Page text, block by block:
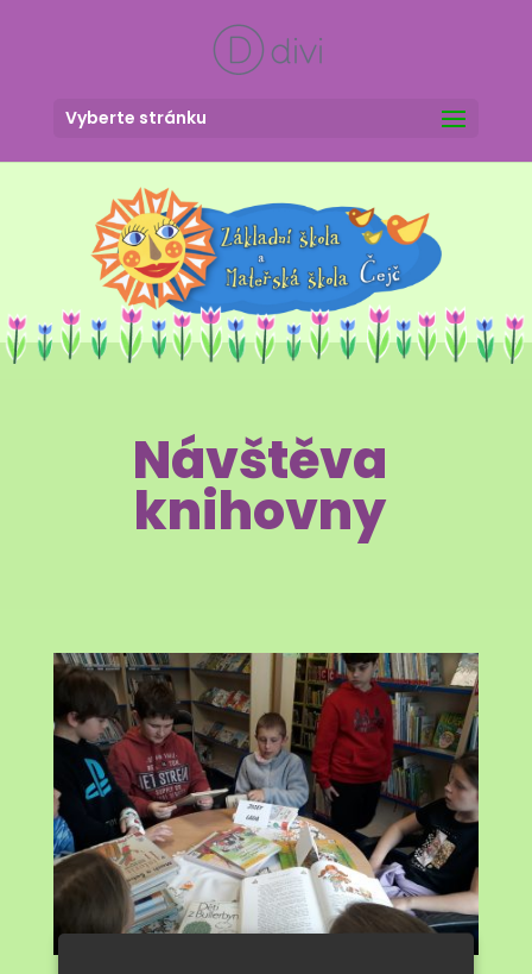
Vyberte stránku
Návštěva
knihovny